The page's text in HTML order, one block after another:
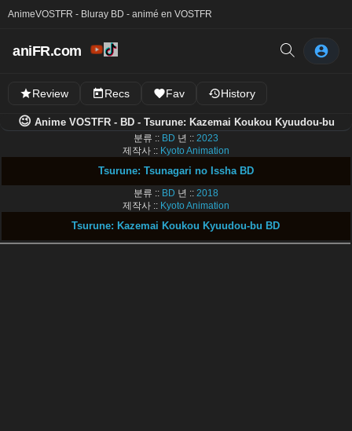
AnimeVOSTFR - Bluray BD - animé en VOSTFR
aniFR.com
Review Recs Fav History
😉 Anime VOSTFR - BD - Tsurune: Kazemai Koukou Kyuudou-bu
분류 :: BD 년 :: 2023
제작사 :: Kyoto Animation
Tsurune: Tsunagari no Issha BD
분류 :: BD 년 :: 2018
제작사 :: Kyoto Animation
Tsurune: Kazemai Koukou Kyuudou-bu BD